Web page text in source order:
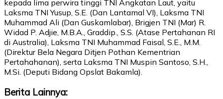
kepada lima perwira tinggi TNI Angkatan Laut, yaitu
Laksma TNI Yusup, S.E. (Dan Lantamal VI), Laksma TNI
Muhammad Ali (Dan Guskamlabar), Brigjen TNI (Mar) R.
Widad P. Adjie, M.B.A., Graddip., S.S. (Atase Pertahanan RI
di Australia), Laksma TNI Muhammad Faisal, S.E., M.M.
(Direktur Bela Negara Ditjen Pothan Kementrian
Pertahahanan), serta Laksma TNI Muspin Santoso, S.H.,
M.Si. (Deputi Bidang Opslat Bakamla).
Berita Lainnya: